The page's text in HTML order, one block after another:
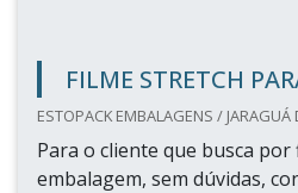
FILME STRETCH
ESTOPACK EMBALAGENS / JARAGUÁ
Para o cliente que busca
embalagem, sem dúvidas,